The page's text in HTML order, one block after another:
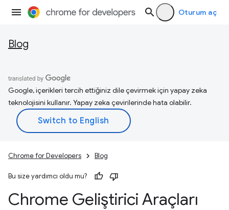
Oturum aç
Blog
Google, içerikleri tercih ettiğiniz dile çevirmek için yapay zeka
teknolojisini kullanır. Yapay zeka çevirilerinde hata olabilir.
Chrome for Developers Blog
Bu size yardımcı oldu mu?
Chrome Geliştirici Araçları